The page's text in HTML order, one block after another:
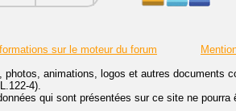
sur le moteur du forum
animations, logos et autres documents
4).
qui sont présentées sur ce site ne pourra